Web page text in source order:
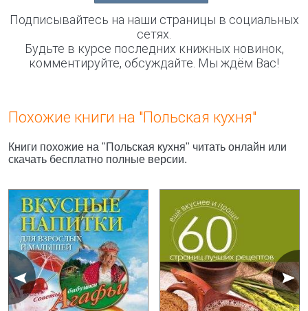
Подписывайтесь на наши страницы в социальных
сетях.
Будьте в курсе последних книжных новинок,
комментируйте, обсуждайте. Мы ждём Вас!
Похожие книги на "Польская кухня"
Книги похожие на "Польская кухня" читать онлайн или
скачать бесплатно полные версии.